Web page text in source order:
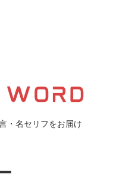
・名セリフをお届け